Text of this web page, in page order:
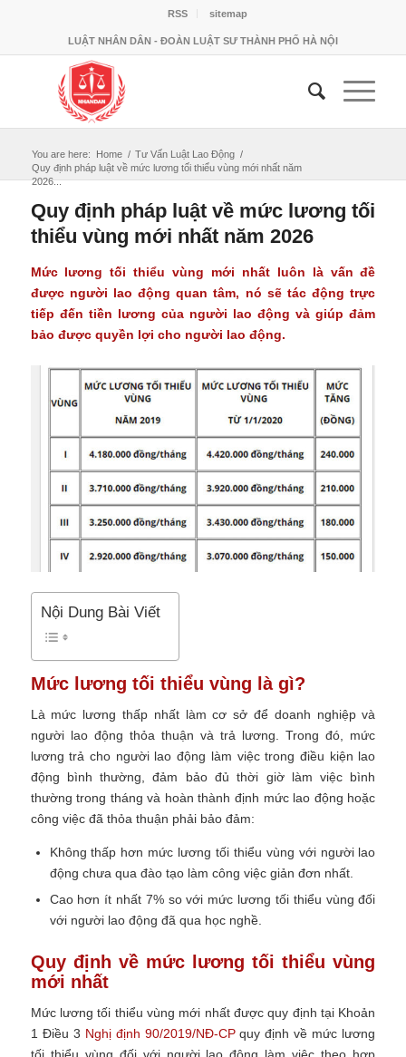
RSS sitemap
LUẬT NHÂN DÂN - ĐOÀN LUẬT SƯ THÀNH PHỐ HÀ NỘI
You are here: Home / Tư Vấn Luật Lao Động /
Quy định pháp luật về mức lương tối thiểu vùng mới nhất năm
2026...
Quy định pháp luật về mức lương tối
thiểu vùng mới nhất năm 2026
Mức lương tối thiểu vùng mới nhất luôn là vấn đề
được người lao động quan tâm, nó sẽ tác động trực
tiếp đến tiền lương của người lao động và giúp đảm
bảo được quyền lợi cho người lao động.
Nội Dung Bài Viết
Mức lương tối thiểu vùng là gì?
Là mức lương thấp nhất làm cơ sở để doanh nghiệp và
người lao động thỏa thuận và trả lương. Trong đó, mức
lương trả cho người lao động làm việc trong điều kiện lao
động bình thường, đảm bảo đủ thời giờ làm việc bình
thường trong tháng và hoàn thành định mức lao động hoặc
công việc đã thỏa thuận phải bảo đảm:
Không thấp hơn mức lương tối thiểu vùng với người lao
động chưa qua đào tạo làm công việc giản đơn nhất.
Cao hơn ít nhất 7% so với mức lương tối thiểu vùng đối
với người lao động đã qua học nghề.
Quy định về mức lương tối thiểu vùng
mới nhất
Mức lương tối thiểu vùng mới nhất được quy định tại Khoản
1 Điều 3 Nghị định 90/2019/NĐ-CPquy định về mức lương